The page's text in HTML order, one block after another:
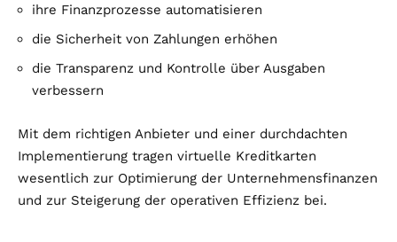
ihre Finanzprozesse automatisieren
die Sicherheit von Zahlungen erhöhen
die Transparenz und Kontrolle über Ausgaben
verbessern
Mit dem richtigen Anbieter und einer durchdachten
Implementierung tragen virtuelle Kreditkarten
wesentlich zur Optimierung der Unternehmensfinanzen
und zur Steigerung der operativen Effizienz bei.